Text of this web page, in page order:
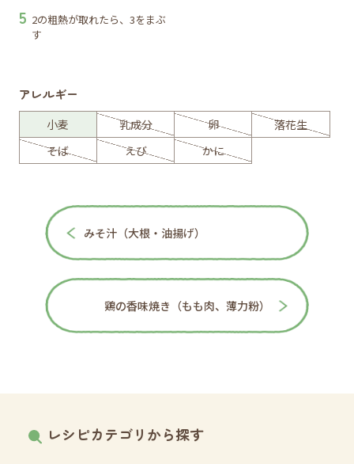
2の粗熱が取れたら、3をまぶ
す
アレルギー
小麦 乳成分 卵
落花生
そば
えび かに
みそ汁（大根・油揚げ）
鶏の香味焼き（もも肉、薄力粉）
レシピカテゴリから探す